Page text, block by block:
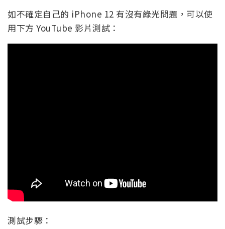
如不確定自己的 iPhone 12 有沒有綠光問題，可以使
用下方 YouTube 影片測試：
測試步驟：